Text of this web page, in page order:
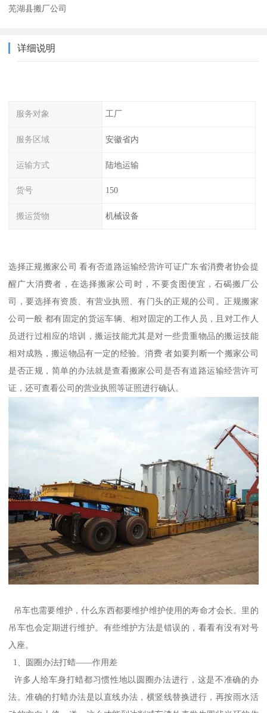
芜湖县搬厂公司
详细说明
服务对象 工厂
服务区域 安徽省内
运输方式 陆地运输
货号 150
搬运货物 机械设备
选择正规搬家公司 看有否道路运输经营许可证广东省消费者协会提
醒广大消费者，在选择搬家公司时，不要贪图便宜，石碣搬厂公
司，要选择有资质、有营业执照、有门头的正规的公司。正规搬家
公司一般 都有固定的货运车辆、相对固定的工作人员，且对工作人
员进行过相应的培训，搬运技能尤其是对一些贵重物品的搬运技能
相对成熟，搬运物品有一定的经验。消费 者如要判断一个搬家公司
是否正规，简单的办法就是查看搬家公司是否有道路运输经营许可
证，还可查看公司的营业执照等证照进行确认。
吊车也需要维护，什么东西都要维护维护使用的寿命才会长。里的
吊车也会定期进行维护。有些维护方法是错误的，看看有没有对号
入座。
1、圆圈办法打蜡——作用差
许多人给车身打蜡都习惯性地以圆圈办法进行，这是不准确的办
法。准确的打蜡办法是以直线办法，横竖线替换进行，再按雨水活